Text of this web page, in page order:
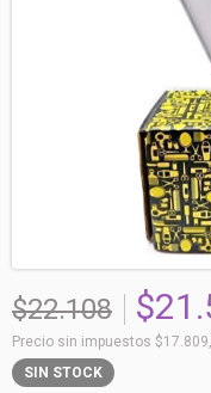
$22.108
Precio sin impuestos
SIN STOCK